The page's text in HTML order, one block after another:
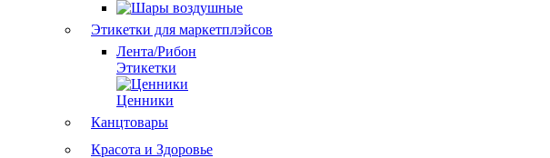
Этикетки для маркетплэйсов
Лента/Рибон
Этикетки
Ценники
Канцтовары
Красота и Здоровье